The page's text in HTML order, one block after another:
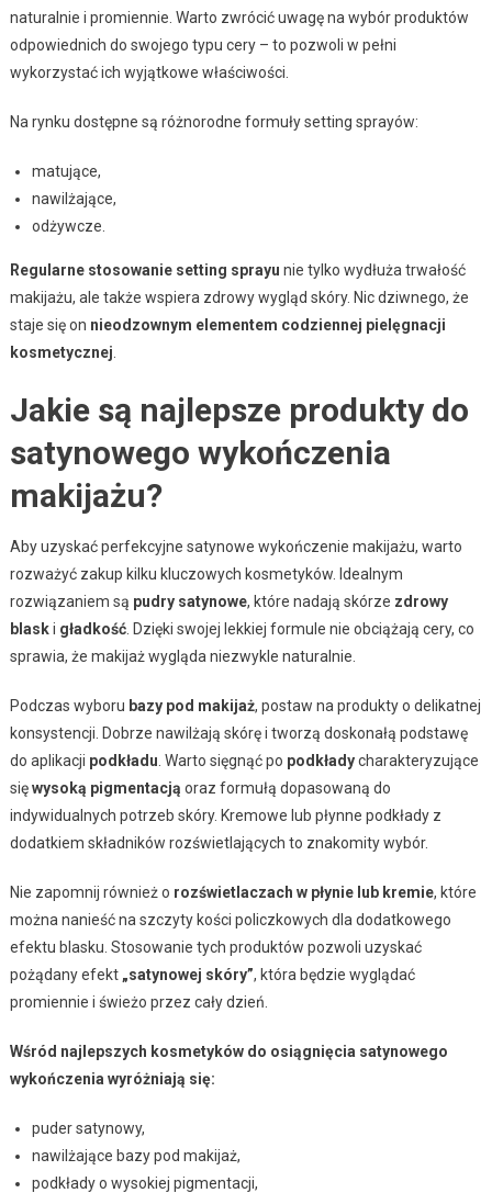
naturalnie i promiennie. Warto zwrócić uwagę na wybór produktów
odpowiednich do swojego typu cery – to pozwoli w pełni
wykorzystać ich wyjątkowe właściwości.
Na rynku dostępne są różnorodne formuły setting sprayów:
matujące,
nawilżające,
odżywcze.
Regularne stosowanie setting sprayu nie tylko wydłuża trwałość
makijażu, ale także wspiera zdrowy wygląd skóry. Nic dziwnego, że
staje się on nieodzownym elementem codziennej pielęgnacji
kosmetycznej
Jakie są najlepsze produkty do
satynowego wykończenia
makijażu?
Aby uzyskać perfekcyjne satynowe wykończenie makijażu, warto
rozważyć zakup kilku kluczowych kosmetyków. Idealnym
rozwiązaniem są pudry satynowe, które nadają skórze zdrowy
blaski gładkość. Dzięki swojej lekkiej formule nie obciążają cery, co
sprawia, że makijaż wygląda niezwykle naturalnie.
Podczas wyboru bazy pod makijaż, postaw na produkty o delikatnej
konsystencji. Dobrze nawilżają skórę i tworzą doskonałą podstawę
do aplikacji podkładu . Warto sięgnąć po podkładycharakteryzujące
sięwysoką pigmentacją oraz formułą dopasowaną do
indywidualnych potrzeb skóry. Kremowe lub płynne podkłady z
dodatkiem składników rozświetlających to znakomity wybór.
Nie zapomnij również o rozświetlaczach w płynie lub kremie, które
można nanieść na szczyty kości policzkowych dla dodatkowego
efektu blasku. Stosowanie tych produktów pozwoli uzyskać
pożądany efekt „satynowej skóry”, która będzie wyglądać
promiennie i świeżo przez cały dzień.
Wśród najlepszych kosmetyków do osiągnięcia satynowego
wykończenia wyróżniają się:
puder satynowy,
nawilżające bazy pod makijaż,
podkłady o wysokiej pigmentacji,